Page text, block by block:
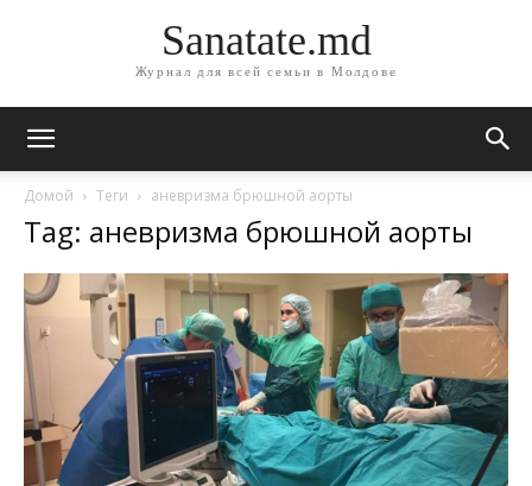
Sanatate.md
Журнал для всей семьи в Молдове
Домой Теги аневризма брюшной аорты
Tag: аневризма брюшной аорты